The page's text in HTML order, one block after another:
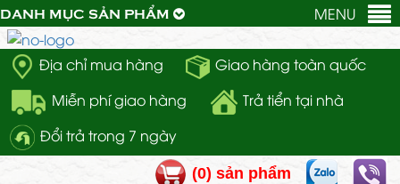
Địa chỉ mua hàng
Giao hàng toàn quốc
Miễn phí giao hàng
Trả tiển tại nhà
Đổi trả trong 7 ngày
(0) sản phẩm
MENU
DANH MỤC SẢN PHẨM